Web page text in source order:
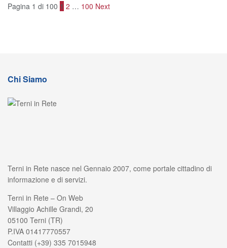
Pagina 1 di 100 1 2 … 100 Next
Chi Siamo
Terni in Rete nasce nel Gennaio 2007, come portale cittadino di
informazione e di servizi.
Terni in Rete – On Web
Villaggio Achille Grandi, 20
05100 Terni (TR)
P.IVA 01417770557
Contatti (+39) 335 7015948